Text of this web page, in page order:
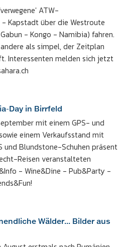
ATW-
Kapstadt über die Westroute
- Kongo - Namibia) fahren.
als simpel, der Zeitplan
Interessenten melden sich jetzt
Day in Birrfeld
mit einem GPS- und
einem Verkaufsstand mit
und Blundstone-Schuhen präsent
Reisen veranstalteten
- Wine&Dine - Pub&Party -
Wälder... Bilder aus